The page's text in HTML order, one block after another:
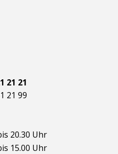
21 21
21 99
20.30 Uhr
15.00 Uhr